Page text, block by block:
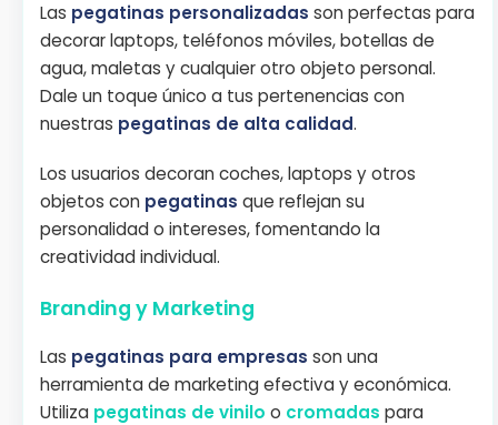
Las pegatinas personalizadas son perfectas para
decorar laptops, teléfonos móviles, botellas de
agua, maletas y cualquier otro objeto personal.
Dale un toque único a tus pertenencias con
nuestras pegatinas de alta calidad.
Los usuarios decoran coches, laptops y otros
objetos con pegatinas que reflejan su
personalidad o intereses, fomentando la
creatividad individual.
Branding y Marketing
Las pegatinas para empresas son una
herramienta de marketing efectiva y económica.
Utiliza pegatinas de vinilo o cromadas para